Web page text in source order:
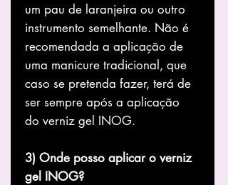
um pau de laranjeira ou outro
instrumento semelhante. Não é
recomendada a aplicação de
uma manicure tradicional, que
caso se pretenda fazer, terá de
ser sempre após a aplicação
do verniz gel INOG.
3) Onde posso aplicar o verniz
gel INOG?